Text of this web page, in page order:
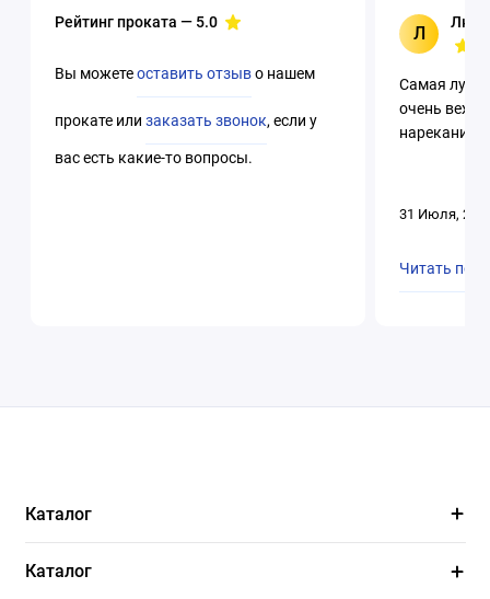
Рейтинг проката — 5.0
Вы можетеоставить отзыво нашем
прокате илизаказать звонок, если у
вас есть какие-то вопросы.
Л
Самая
очень
нареканий.
31 Июля,
Читать
Каталог
Каталог